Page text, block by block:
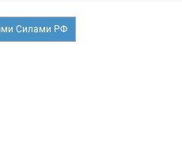
Силами РФ